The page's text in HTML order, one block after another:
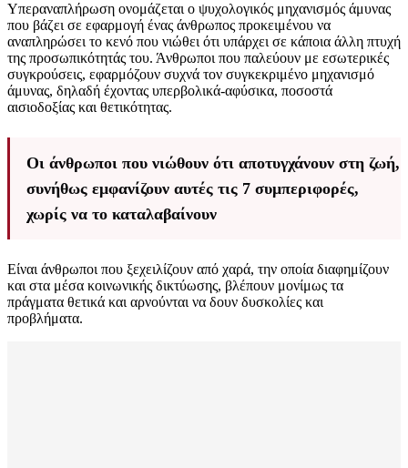
Υπεραναπλήρωση ονομάζεται ο ψυχολογικός μηχανισμός άμυνας
που βάζει σε εφαρμογή ένας άνθρωπος προκειμένου να
αναπληρώσει το κενό που νιώθει ότι υπάρχει σε κάποια άλλη πτυχή
της προσωπικότητάς του. Άνθρωποι που παλεύουν με εσωτερικές
συγκρούσεις, εφαρμόζουν συχνά τον συγκεκριμένο μηχανισμό
άμυνας, δηλαδή έχοντας υπερβολικά-αφύσικα, ποσοστά
αισιοδοξίας και θετικότητας.
Οι άνθρωποι που νιώθουν ότι αποτυγχάνουν στη ζωή,
συνήθως εμφανίζουν αυτές τις 7 συμπεριφορές,
χωρίς να το καταλαβαίνουν
Είναι άνθρωποι που ξεχειλίζουν από χαρά, την οποία διαφημίζουν
και στα μέσα κοινωνικής δικτύωσης, βλέπουν μονίμως τα
πράγματα θετικά και αρνούνται να δουν δυσκολίες και
προβλήματα.